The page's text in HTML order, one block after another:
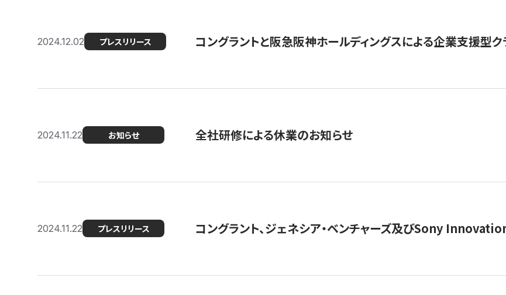
2024.12.02 プレスリリース コングラントと阪急阪神ホールディングスによる企業支援型ク
2024.11.22 お知らせ 全社研修による休業のお知らせ
2024.11.22 プレスリリース コングラント、ジェネシア・ベンチャーズ及びSony